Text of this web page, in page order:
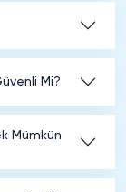
Mi?
Mümkün